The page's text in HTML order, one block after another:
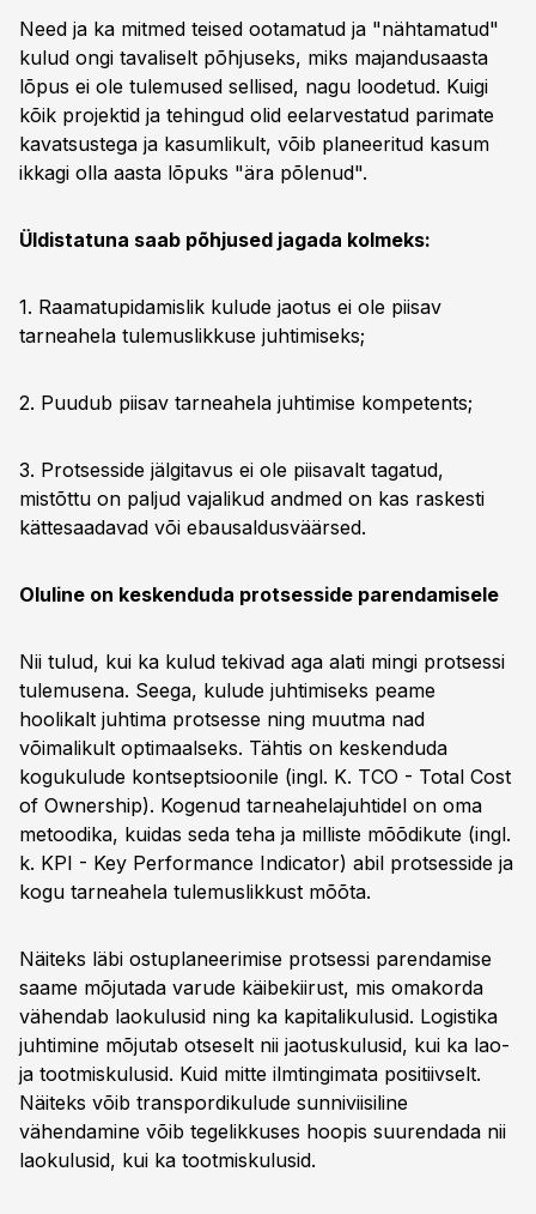
Need ja ka mitmed teised ootamatud ja "nähtamatud"
kulud ongi tavaliselt põhjuseks, miks majandusaasta
lõpus ei ole tulemused sellised, nagu loodetud. Kuigi
kõik projektid ja tehingud olid eelarvestatud parimate
kavatsustega ja kasumlikult, võib planeeritud kasum
ikkagi olla aasta lõpuks "ära põlenud".
Üldistatuna saab põhjused jagada kolmeks:
1. Raamatupidamislik kulude jaotus ei ole piisav
tarneahela tulemuslikkuse juhtimiseks;
2. Puudub piisav tarneahela juhtimise kompetents;
3. Protsesside jälgitavus ei ole piisavalt tagatud,
mistõttu on paljud vajalikud andmed on kas raskesti
kättesaadavad või ebausaldusväärsed.
Oluline on keskenduda protsesside parendamisele
Nii tulud, kui ka kulud tekivad aga alati mingi protsessi
tulemusena. Seega, kulude juhtimiseks peame
hoolikalt juhtima protsesse ning muutma nad
võimalikult optimaalseks. Tähtis on keskenduda
kogukulude kontseptsioonile (ingl. K. TCO - Total Cost
of Ownership). Kogenud tarneahelajuhtidel on oma
metoodika, kuidas seda teha ja milliste mõõdikute (ingl.
k. KPI - Key Performance Indicator) abil protsesside ja
kogu tarneahela tulemuslikkust mõõta.
Näiteks läbi ostuplaneerimise protsessi parendamise
saame mõjutada varude käibekiirust, mis omakorda
vähendab laokulusid ning ka kapitalikulusid. Logistika
juhtimine mõjutab otseselt nii jaotuskulusid, kui ka lao-
ja tootmiskulusid. Kuid mitte ilmtingimata positiivselt.
Näiteks võib transpordikulude sunniviisiline
vähendamine võib tegelikkuses hoopis suurendada nii
laokulusid, kui ka tootmiskulusid.